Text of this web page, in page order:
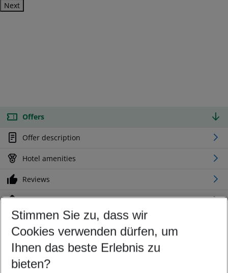
Next
Offers
Offer description
Hotel amenities
Reviews
Location
Customize your offer
Find the perfect deal which suits your best
Your departure airport
Any airport
Stimmen Sie zu, dass wir
Cookies verwenden dürfen, um
Ihnen das beste Erlebnis zu
bieten?